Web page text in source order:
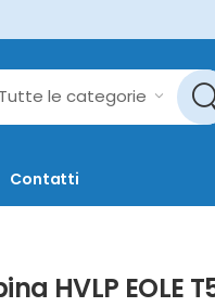
Contatti
HVLP EOLE